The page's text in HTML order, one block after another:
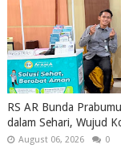
RS AR Bunda
dalam Sehari, Wujud
August 06, 2026 0